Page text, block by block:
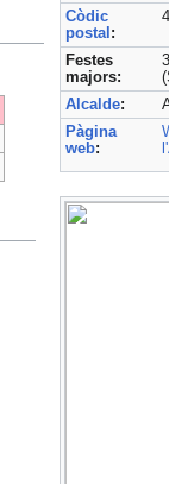
Còdic
postal :
Festes
majors:
Alcalde:
Pàgina
web: